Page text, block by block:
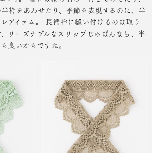
衿をあわせたり、季節を表現するのに、半
アイテム。長襦袢に縫い付けるのは取り
リーズナブルなスリップじゅばんなら、半
良いかもですね。